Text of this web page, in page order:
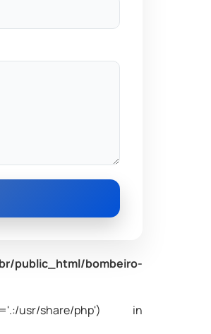
public_html/bombeiro-
usr/share/php') in